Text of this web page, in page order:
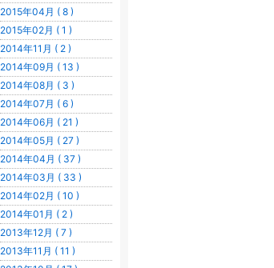
2015年04月 ( 8 )
2015年02月 ( 1 )
2014年11月 ( 2 )
2014年09月 ( 13 )
2014年08月 ( 3 )
2014年07月 ( 6 )
2014年06月 ( 21 )
2014年05月 ( 27 )
2014年04月 ( 37 )
2014年03月 ( 33 )
2014年02月 ( 10 )
2014年01月 ( 2 )
2013年12月 ( 7 )
2013年11月 ( 11 )